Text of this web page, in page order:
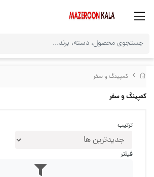
کمپینگ و سفر
کمپینگ و سفر
ترتیب
فیلتر